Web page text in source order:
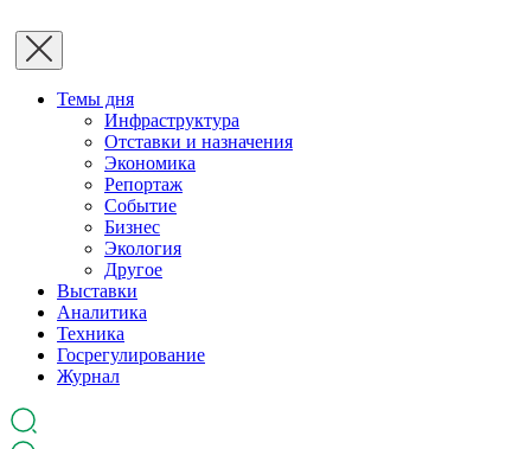
Темы дня
Инфраструктура
Отставки и назначения
Экономика
Репортаж
Событие
Бизнес
Экология
Другое
Выставки
Аналитика
Техника
Госрегулирование
Журнал